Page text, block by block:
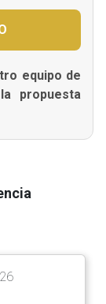
equipo de
propuesta